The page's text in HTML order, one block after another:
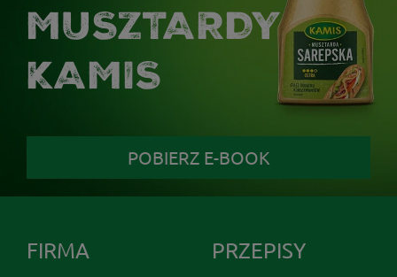
MUSZTARDY
KAMIS
POBIERZ E-BOOK
FIRMA PRZEPISY